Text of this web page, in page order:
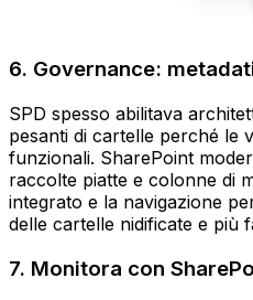
6. Governance:
SPD spesso abilitava
pesanti di cartelle perché le
funzionali. SharePoint
raccolte piatte e colonne di
integrato e la navigazione
delle cartelle nidificate e più
7. Monitora con